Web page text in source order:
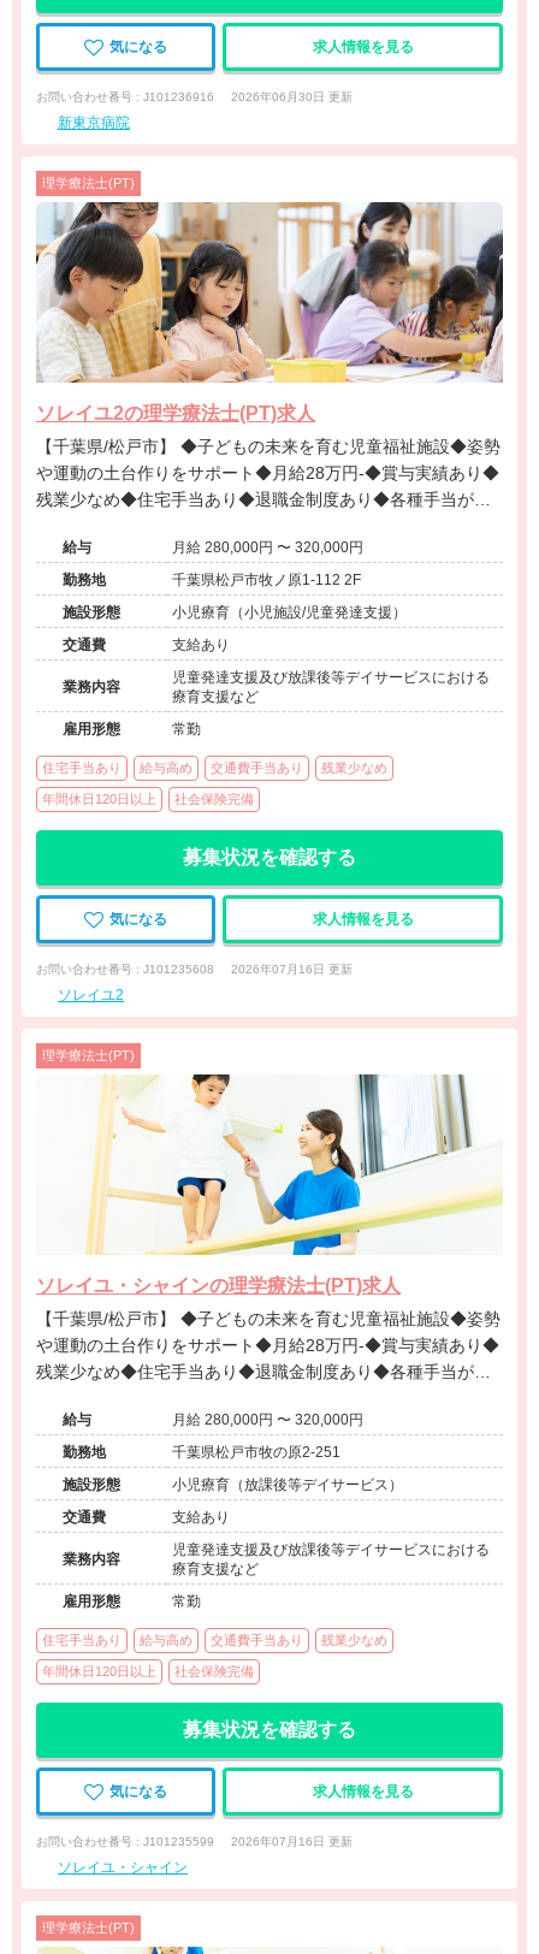
気になる 求人情報を見る
お問い合わせ番号 : J101236916 2026年06月30日 更新
新東京病院
理学療法士(PT)
ソレイユ2の理学療法士(PT)求人
【千葉県/松戸市】 ◆子どもの未来を育む児童福祉施設◆姿勢
や運動の土台作りをサポート◆月給28万円-◆賞与実績あり◆
残業少なめ◆住宅手当あり◆退職金制度あり◆各種手当が充
給与
月給 280,000円 〜 320,000円
勤務地
千葉県松戸市牧ノ原1-112 2F
施設形態
小児療育（小児施設/児童発達支援）
交通費
支給あり
業務内容
児童発達支援及び放課後等デイサービスにおける
療育支援など
雇用形態
常勤
住宅手当あり 給与高め 交通費手当あり 残業少なめ
年間休日120日以上 社会保険完備
募集状況を確認する
気になる 求人情報を見る
お問い合わせ番号 : J101235608 2026年07月16日 更新
ソレイユ2
理学療法士(PT)
ソレイユ・シャインの理学療法士(PT)求人
【千葉県/松戸市】 ◆子どもの未来を育む児童福祉施設◆姿勢
や運動の土台作りをサポート◆月給28万円-◆賞与実績あり◆
残業少なめ◆住宅手当あり◆退職金制度あり◆各種手当が充
給与
月給 280,000円 〜 320,000円
勤務地
千葉県松戸市牧の原2-251
施設形態
小児療育（放課後等デイサービス）
交通費
支給あり
業務内容
児童発達支援及び放課後等デイサービスにおける
療育支援など
雇用形態
常勤
住宅手当あり 給与高め 交通費手当あり 残業少なめ
年間休日120日以上 社会保険完備
募集状況を確認する
気になる 求人情報を見る
お問い合わせ番号 : J101235599 2026年07月16日 更新
ソレイユ・シャイン
理学療法士(PT)